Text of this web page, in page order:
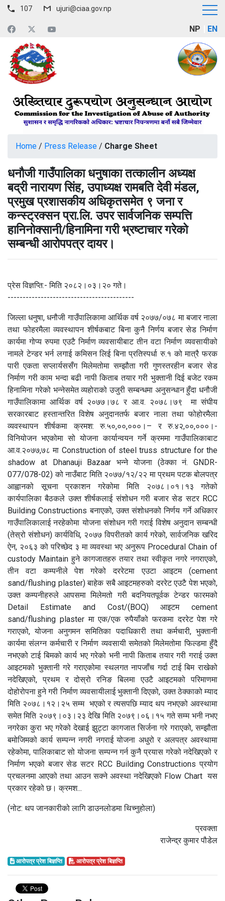
107 ujuri@ciaa.gov.np
NP EN
Home / Press Release / Charge Sheet
धनौजी गाउँपालिका धनुषाका तत्कालीन अध्यक्ष
बद्री नारायण सिंह, उपाध्यक्ष रामबति देवी मंडल,
प्रमुख प्रशासकीय अधिकृतसमेत ९ जना र
कन्स्ट्रक्सन प्रा.लि. उपर सार्वजनिक सम्पत्ति
हानिनोक्सानी/हिनामिना गरी भ्रष्टाचार गरेको
सम्बन्धी आरोपपत्र दायर।
प्रेस विज्ञप्ति:- मिति २०८२।०३।२० गते।
------------------------------------------
जिल्ला धनुषा, धनौजी गाउँपालिकामा आर्थिक वर्ष २०७७/०७८ मा बजार नाला
तथा फोहरमैला व्यवस्थापन शीर्षकबाट बिना कुनै निर्णय बजार सेड निर्माण
कार्यमा गोप्य रुपमा एउटै निर्माण व्यवसायीबाट तीन वटा निर्माण व्यवसायीको
नामले टेन्डर भर्न लगाई कमिसन लिई बिना प्रतिस्पर्धा रु.१ को मात्रै फरक
पारी एकता सप्लार्यससँग मिलेमतोमा सम्झौता गरी गुणस्तरहीन बजार सेड
निर्माण गरी काम भन्दा बढी नापी किताब तयार गरी भुक्तानी दिई बजेट रकम
हिनामिना गरेको भन्नेसमेत व्यहोराको उजुरी सम्बन्धमा अनुसन्धान हुँदा धनौजी
गाउँपालिकामा आर्थिक वर्ष २०७७।७८ र आ.व. २०७८।७९ मा संघीय
सरकारबाट हस्तान्तरित विशेष अनुदानतर्फ बजार नाला तथा फोहोरमैला
व्यवस्थापन शीर्षकमा क्रमश: रु.५०,००,०००।– र रु.४२,००,०००।-
विनियोजन भएकोमा सो योजना कार्यान्वयन गर्ने क्रममा गाउँपालिकाबाट
आ.व.२०७७,७८ मा Construction of steel truss structure for the
shadow at Dhanauji Bazaar भन्ने योजना (ठेक्का नं. GNDR-
077/078-02) को नाउँबाट मिति २०७७/१२/२२ मा प्रथम पटक बोलपत्र
आह्वानको सूचना प्रकाशन गरेकोमा मिति २०७८।०१।१३ गतेको
कार्यपालिका बैठकले उक्त शीर्षकलाई संशोधन गरी बजार सेड सटर RCC
Building Constructions बनाएको, उक्त संशोधनको निर्णय गर्ने अधिकार
गाउँपालिकालाई नरहेकोमा योजना संशोधन गरी गराई विशेष अनुदान सम्बन्धी
(तेस्रो संशोधन) कार्यविधि, २०७७ विपरीतको कार्य गरेको, सार्वजनिक खरिद
ऐन, २०६३ को परिच्छेद ३ मा व्यवस्था भए अनुरूप Procedural Chain of
custody Maintain हुने कागजातहरु तयार तथा स्वीकृत नगरे नगराएको,
तीन वटा कम्पनीले पेश गरेको दररेटमा एउटा आइटम (cement
sand/flushing plaster) बाहेक सबै आइटमहरुको दररेट एउटै पेश भएको,
उक्त कम्पनीहरुले आपसमा मिलेमतो गरी बदनियतपूर्वक टेन्डर फारमको
Detail Estimate and Cost/(BOQ) आइटम cement
sand/flushing plaster मा एक/एक रुपैयाँको फरकमा दररेट पेश गरे
गराएको, योजना अनुगमन समितिका पदाधिकारी तथा कर्मचारी, भुक्तानी
कार्यमा संलग्न कर्मचारी र निर्माण व्यवसायी समेतको मिलेमतोमा फिल्डमा हुँदै
नभएको टाई बिमको कार्य भए गरेको भनी नापी किताब तयार गरी गराई उक्त
आइटमको भुक्तानी गरे गराएकोमा स्थलगत नापजाँच गर्दा टाई बिम राखेको
नदेखिएको, प्रथम र दोस्रो रनिङ बिलमा एउटै आइटमको परिमाणमा
दोहोरोपना हुने गरी निर्माण व्यवसायीलाई भुक्तानी दिएको, उक्त ठेक्काको म्याद
मिति २०७८।१२।२५ सम्म भएको र त्यसपछि म्याद थप नभएको अवस्थामा
समेत मिति २०७९।०३।२३ देखि मिति २०७९।०६।१५ गते सम्म भनी नभए
नगरेका कुरा भए गरेको देखाई झुट्टा कागजात सिर्जना गरे गराएको, सम्झौता
बमोजिमको कार्य सम्पन्न नगरी नगराई योजना अधुरो र अलपत्र अवस्थामा
रहेकोमा, पालिकाबाट सो योजना सम्पन्न गर्न कुनै प्रयास गरेको नदेखिएको र
निर्माण भएको बजार सेड सटर RCC Building Constructions प्रयोग
प्रचलनमा आएको तथा आउन सक्ने अवस्था नदेखिएको Flow Chart यस
प्रकार रहेको छ। क्रमश...
(नोट: थप जानकारीको लागि डाउनलोडमा थिच्नुहोला)
प्रवक्ता
राजेन्द्र कुमार पौडेल
आरोपत्र प्रेश बिज्ञप्ति आरोपत्र प्रेश बिज्ञप्ति